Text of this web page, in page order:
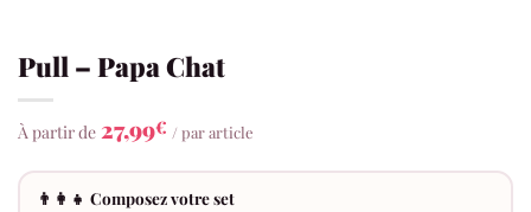
Pull – Papa Chat
À partir de 27,99€ / par article
👨‍👩‍👧 Composez votre set